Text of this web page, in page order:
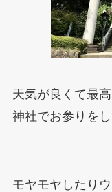
天気が良くて最
神社でお参りを
モヤモヤしたり